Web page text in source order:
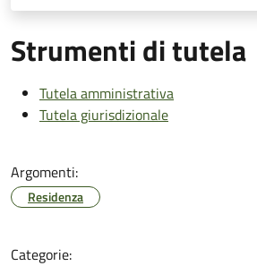
Strumenti di tutela
Tutela amministrativa
Tutela giurisdizionale
Argomenti:
Residenza
Categorie: